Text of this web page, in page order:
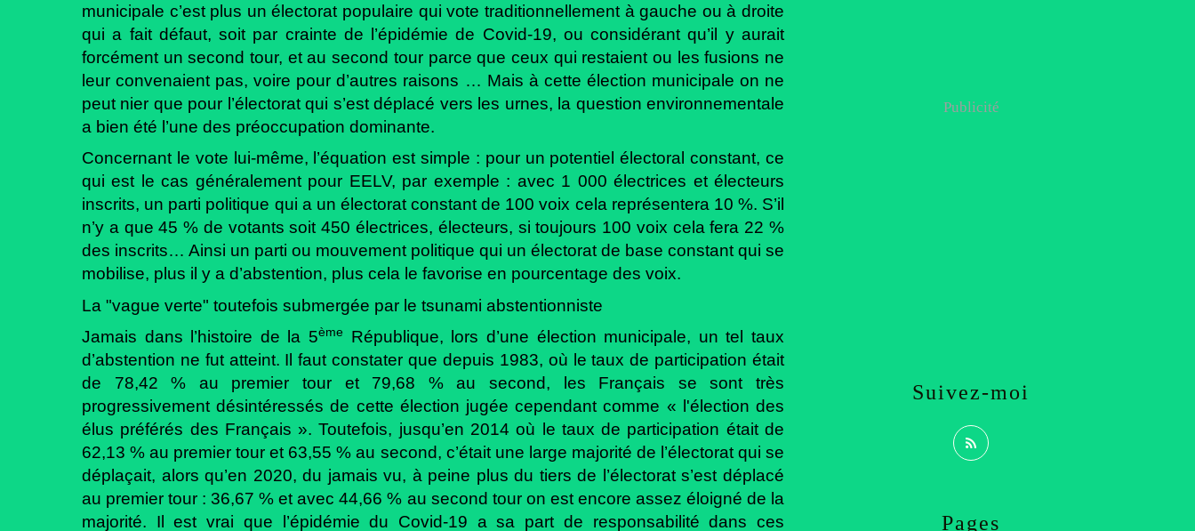
municipale c’est plus un électorat populaire qui vote traditionnellement à gauche ou à droite
qui a fait défaut, soit par crainte de l’épidémie de Covid-19, ou considérant qu’il y aurait
forcément un second tour, et au second tour parce que ceux qui restaient ou les fusions ne
leur convenaient pas, voire pour d’autres raisons … Mais à cette élection municipale on ne
peut nier que pour l’électorat qui s’est déplacé vers les urnes, la question environnementale
a bien été l’une des préoccupation dominante.
Concernant le vote lui-même, l’équation est simple : pour un potentiel électoral constant, ce
qui est le cas généralement pour EELV, par exemple : avec 1 000 électrices et électeurs
inscrits, un parti politique qui a un électorat constant de 100 voix cela représentera 10 %. S’il
n’y a que 45 % de votants soit 450 électrices, électeurs, si toujours 100 voix cela fera 22 %
des inscrits… Ainsi un parti ou mouvement politique qui un électorat de base constant qui se
mobilise, plus il y a d’abstention, plus cela le favorise en pourcentage des voix.
La "vague verte" toutefois submergée par le tsunami abstentionniste
Jamais dans l’histoire de la 5ème
République, lors d’une élection municipale, un tel taux
d’abstention ne fut atteint. Il faut constater que depuis 1983, où le taux de participation était
de 78,42 % au premier tour et 79,68 % au second, les Français se sont très
progressivement désintéressés de cette élection jugée cependant comme « l'élection des
élus préférés des Français ». Toutefois, jusqu’en 2014 où le taux de participation était de
62,13 % au premier tour et 63,55 % au second, c’était une large majorité de l’électorat qui se
déplaçait, alors qu’en 2020, du jamais vu, à peine plus du tiers de l’électorat s’est déplacé
au premier tour : 36,67 % et avec 44,66 % au second tour on est encore assez éloigné de la
majorité. Il est vrai que l’épidémie du Covid-19 a sa part de responsabilité dans ces
Pages
Suivez-moi
Publicité